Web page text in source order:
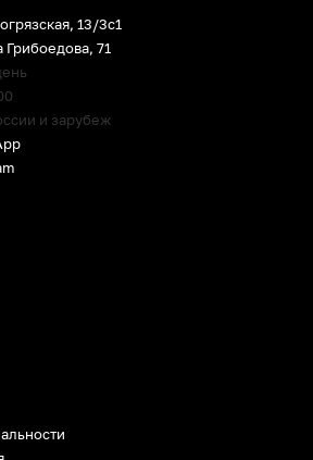
13/3c1
Грибоедова, 71
и зарубеж